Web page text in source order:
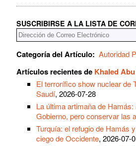
SUSCRIBIRSE A LA LISTA DE
Categoría del Artículo: Autoridad
Artículos recientes de Khaled
El terrorífico show nuclear de
Saudí, 2026-07-28
La última artimaña de Hamás:
Gobierno, pero conservar las
Turquía: el refugio de Hamás
ciego de Occidente, 2026-07-